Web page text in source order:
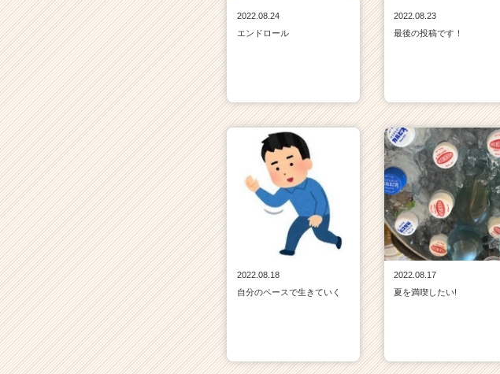
2022.08.24
エンドロール
2022.08.23
最後の投稿です！
2022.08.18
自分のペースで生きていく
2022.08.17
夏を満喫したい!